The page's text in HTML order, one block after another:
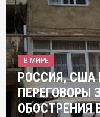
В МИРЕ
РОССИЯ, США
ПЕРЕГОВОРЫ
ОБОСТРЕНИЯ